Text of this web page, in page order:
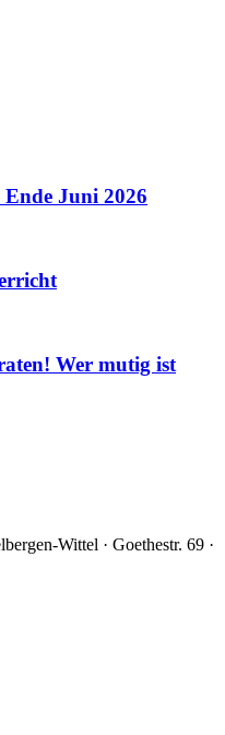
Juni 2026
Wer mutig ist
Wittel · Goethestr. 69 ·